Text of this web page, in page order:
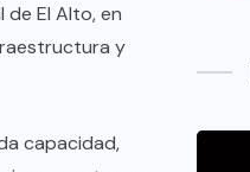
El Alto, en
y
capacidad,